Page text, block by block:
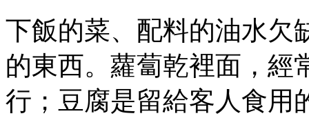
下飯的菜、配料的油水欠
的東西。蘿蔔乾裡面，經
行；豆腐是留給客人食用